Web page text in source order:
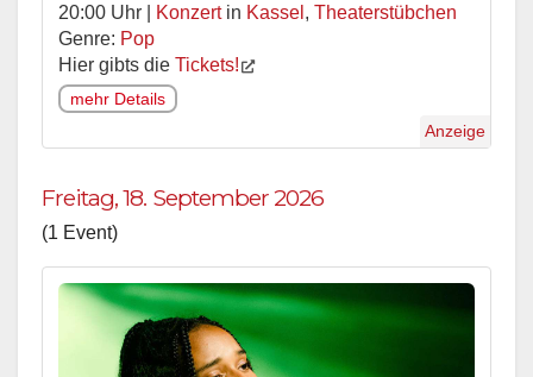
20:00 Uhr | Konzertin Kassel , Theaterstübchen
Genre: Pop
Hier gibts die Tickets!
mehr Details
Anzeige
Freitag, 18. September 2026
(1 Event)